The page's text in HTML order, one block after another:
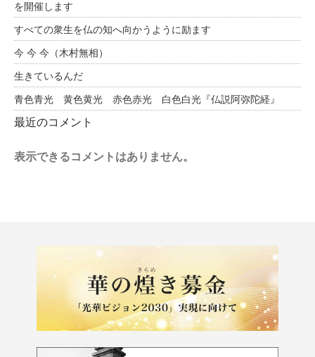
を開催します
すべての衆生を仏の知へ向かうように励ます
今 今 今（木村無相）
生きているんだ
青色青光 黄色黄光 赤色赤光 白色白光『仏説阿弥陀経』
最近のコメント
表示できるコメントはありません。